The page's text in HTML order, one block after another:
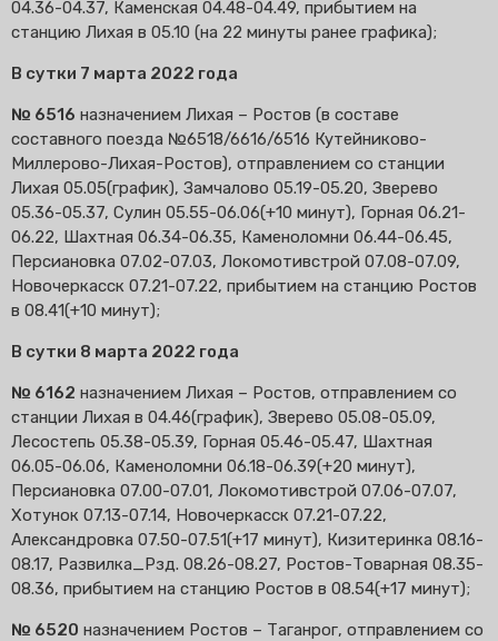
04.36-04.37, Каменская 04.48-04.49, прибытием на
станцию Лихая в 05.10 (на 22 минуты ранее графика);
В сутки 7 марта 2022 года
№ 6516 назначением Лихая – Ростов (в составе
составного поезда №6518/6616/6516 Кутейниково-
Миллерово-Лихая-Ростов), отправлением со станции
Лихая 05.05(график), Замчалово 05.19-05.20, Зверево
05.36-05.37, Сулин 05.55-06.06(+10 минут), Горная 06.21-
06.22, Шахтная 06.34-06.35, Каменоломни 06.44-06.45,
Персиановка 07.02-07.03, Локомотивстрой 07.08-07.09,
Новочеркасск 07.21-07.22, прибытием на станцию Ростов
в 08.41(+10 минут);
В сутки 8 марта 2022 года
№ 6162 назначением Лихая – Ростов, отправлением со
станции Лихая в 04.46(график), Зверево 05.08-05.09,
Лесостепь 05.38-05.39, Горная 05.46-05.47, Шахтная
06.05-06.06, Каменоломни 06.18-06.39(+20 минут),
Персиановка 07.00-07.01, Локомотивстрой 07.06-07.07,
Хотунок 07.13-07.14, Новочеркасск 07.21-07.22,
Александровка 07.50-07.51(+17 минут), Кизитеринка 08.16-
08.17, Развилка_Рзд. 08.26-08.27, Ростов-Товарная 08.35-
08.36, прибытием на станцию Ростов в 08.54(+17 минут);
№ 6520 назначением Ростов – Таганрог, отправлением со